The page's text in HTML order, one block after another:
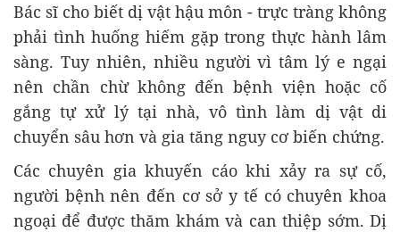
Bác sĩ cho biết dị vật hậu môn - trực tràng không
phải tình huống hiếm gặp trong thực hành lâm
sàng. Tuy nhiên, nhiều người vì tâm lý e ngại
nên chần chừ không đến bệnh viện hoặc cố
gắng tự xử lý tại nhà, vô tình làm dị vật di
chuyển sâu hơn và gia tăng nguy cơ biến chứng.
Các chuyên gia khuyến cáo khi xảy ra sự cố,
người bệnh nên đến cơ sở y tế có chuyên khoa
ngoại để được thăm khám và can thiệp sớm. Dị